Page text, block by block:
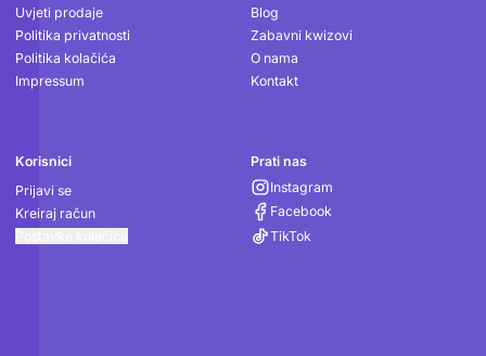
Uvjeti prodaje
Politika privatnosti
Politika kolačića
Impressum
Blog
Zabavni kwizovi
O nama
Kontakt
Korisnici
Prijavi se
Kreiraj račun
Prati nas
Instagram
Facebook
TikTok